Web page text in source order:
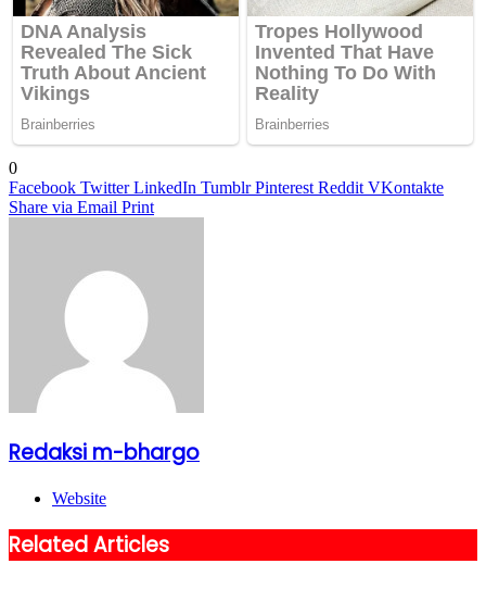
0
Facebook Twitter LinkedIn Tumblr Pinterest Reddit VKontakte
Share via Email Print
Redaksi m-bhargo
Website
Related Articles